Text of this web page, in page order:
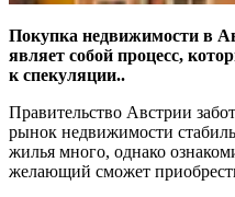
Покупка недвижимости в Австрии для иностранцев
являет собой процесс,
к спекуляции..
Правительство Австрии
рынок недвижимости
жилья много, однако
желающий сможет